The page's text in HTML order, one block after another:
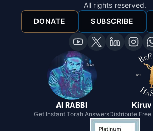
All rights reserved.
DONATE
SUBSCRIBE
AI RABBI
Get Instant Torah Answers
Kiruv
Distribute